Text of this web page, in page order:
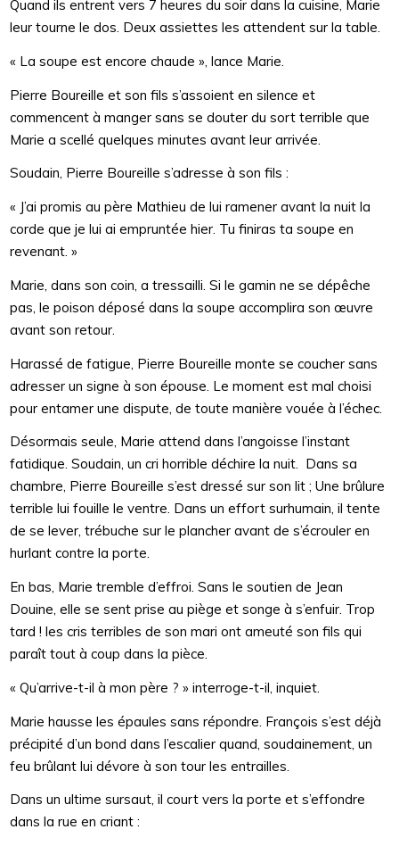
Quand ils entrent vers 7 heures du soir dans la cuisine, Marie
leur tourne le dos. Deux assiettes les attendent sur la table.
« La soupe est encore chaude », lance Marie.
Pierre Boureille et son fils s’assoient en silence et
commencent à manger sans se douter du sort terrible que
Marie a scellé quelques minutes avant leur arrivée.
Soudain, Pierre Boureille s’adresse à son fils :
« J’ai promis au père Mathieu de lui ramener avant la nuit la
corde que je lui ai empruntée hier. Tu finiras ta soupe en
revenant. »
Marie, dans son coin, a tressailli. Si le gamin ne se dépêche
pas, le poison déposé dans la soupe accomplira son œuvre
avant son retour.
Harassé de fatigue, Pierre Boureille monte se coucher sans
adresser un signe à son épouse. Le moment est mal choisi
pour entamer une dispute, de toute manière vouée à l’échec.
Désormais seule, Marie attend dans l’angoisse l’instant
fatidique. Soudain, un cri horrible déchire la nuit. Dans sa
chambre, Pierre Boureille s’est dressé sur son lit ; Une brûlure
terrible lui fouille le ventre. Dans un effort surhumain, il tente
de se lever, trébuche sur le plancher avant de s’écrouler en
hurlant contre la porte.
En bas, Marie tremble d’effroi. Sans le soutien de Jean
Douine, elle se sent prise au piège et songe à s’enfuir. Trop
tard ! les cris terribles de son mari ont ameuté son fils qui
paraît tout à coup dans la pièce.
« Qu’arrive-t-il à mon père ? » interroge-t-il, inquiet.
Marie hausse les épaules sans répondre. François s’est déjà
précipité d’un bond dans l’escalier quand, soudainement, un
feu brûlant lui dévore à son tour les entrailles.
Dans un ultime sursaut, il court vers la porte et s’effondre
dans la rue en criant :